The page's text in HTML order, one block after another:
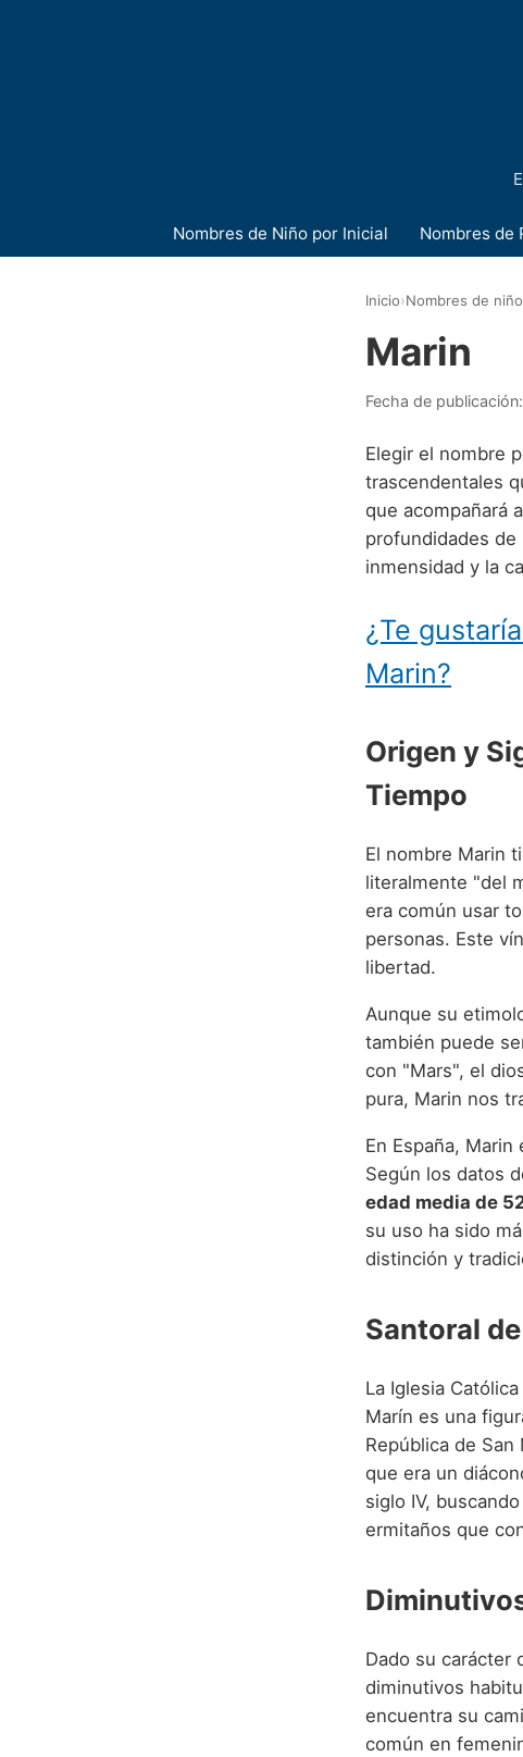
Nombres de Niño por Inicial Nombres de
Inicio›Nombres de
Marin
Fecha de publicación:
Elegir el nombre
trascendentales
que acompañará
profundidades
inmensidad y la
¿Te
Marin?
Origen y
Tiempo
El nombre Marin
literalmente "del
era común usar
personas. Este
libertad.
Aunque su
también puede
con "Mars", el
pura, Marin nos
En España,
Según los datos
edad media de
su uso ha sido
distinción y
Santoral
La Iglesia
Marín es una
República de
que era un
siglo IV,
ermitaños que
Dado su carácter
diminutivos
encuentra su
común en